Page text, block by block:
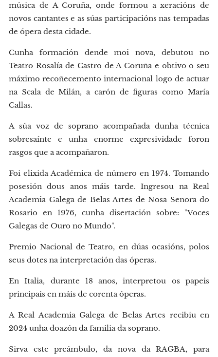
música de A Coruña, onde formou a xeracións de
novos cantantes e as súas participacións nas tempadas
de ópera desta cidade.
Cunha formación dende moi nova, debutou no
Teatro Rosalía de Castro de A Coruña e obtivo o seu
máximo recoñecemento internacional logo de actuar
na Scala de Milán, a carón de figuras como María
Callas.
A súa voz de soprano acompañada dunha técnica
sobresaínte e unha enorme expresividade foron
rasgos que a acompañaron.
Foi elixida Académica de número en 1974. Tomando
posesión dous anos máis tarde. Ingresou na Real
Academia Galega de Belas Artes de Nosa Señora do
Rosario en 1976, cunha disertación sobre: "Voces
Galegas de Ouro no Mundo".
Premio Nacional de Teatro, en dúas ocasións, polos
seus dotes na interpretación das óperas.
En Italia, durante 18 anos, interpretou os papeis
principais en máis de corenta óperas.
A Real Academia Galega de Belas Artes recibiu en
2024 unha doazón da familia da soprano.
Sirva este preámbulo, da nova da RAGBA, para